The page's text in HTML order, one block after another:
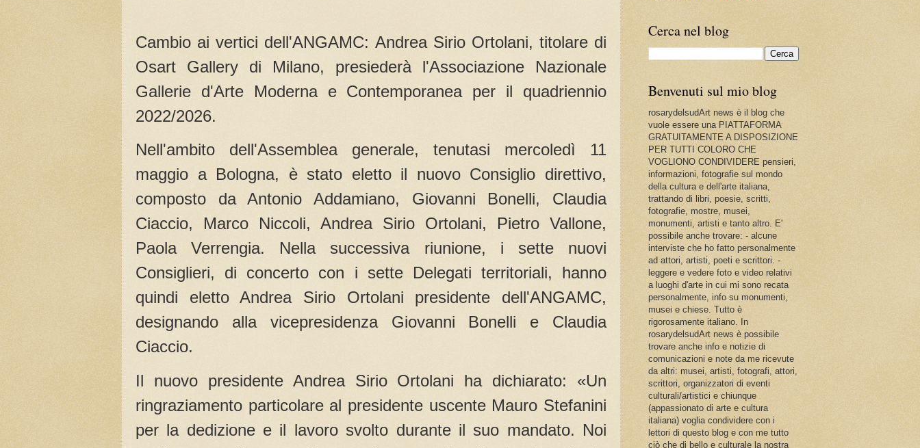
Cambio ai vertici dell'ANGAMC: Andrea Sirio Ortolani, titolare di
Osart Gallery di Milano, presiederà l'Associazione Nazionale
Gallerie d'Arte Moderna e Contemporanea per il quadriennio
2022/2026.
Nell'ambito dell'Assemblea generale, tenutasi mercoledì 11
maggio a Bologna, è stato eletto il nuovo Consiglio direttivo,
composto da Antonio Addamiano, Giovanni Bonelli, Claudia
Ciaccio, Marco Niccoli, Andrea Sirio Ortolani, Pietro Vallone,
Paola Verrengia. Nella successiva riunione, i sette nuovi
Consiglieri, di concerto con i sette Delegati territoriali, hanno
quindi eletto Andrea Sirio Ortolani presidente dell'ANGAMC,
designando alla vicepresidenza Giovanni Bonelli e Claudia
Ciaccio.
Il nuovo presidente Andrea Sirio Ortolani ha dichiarato: «Un
ringraziamento particolare al presidente uscente Mauro Stefanini
per la dedizione e il lavoro svolto durante il suo mandato. Noi
Cerca nel blog
Benvenuti sul mio blog
rosarydelsudArt news è il blog che
vuole essere una PIATTAFORMA
GRATUITAMENTE A DISPOSIZIONE
PER TUTTI COLORO CHE
VOGLIONO CONDIVIDERE pensieri,
informazioni, fotografie sul mondo
della cultura e dell'arte italiana,
trattando di libri, poesie, scritti,
fotografie, mostre, musei,
monumenti, artisti e tanto altro. E'
possibile anche trovare: - alcune
interviste che ho fatto personalmente
ad attori, artisti, poeti e scrittori. -
leggere e vedere foto e video relativi
a luoghi d'arte in cui mi sono recata
personalmente, info su monumenti,
musei e chiese. Tutto è
rigorosamente italiano. In
rosarydelsudArt news è possibile
trovare anche info e notizie di
comunicazioni e note da me ricevute
da altri: musei, artisti, fotografi, attori,
scrittori, organizzatori di eventi
culturali/artistici e chiunque
(appassionato di arte e cultura
italiana) voglia condividere con i
lettori di questo blog e con me tutto
ciò che di bello e culturale la nostra